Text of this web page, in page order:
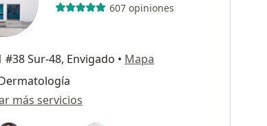
607 opiniones
#38 Sur-48, Envigado • Mapa
más servicios